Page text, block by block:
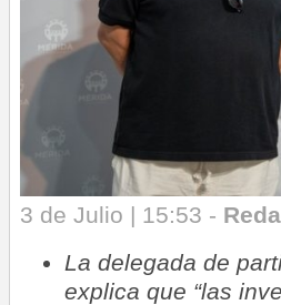
3 de Julio | 15:53 -
La delegada de
explica que “las